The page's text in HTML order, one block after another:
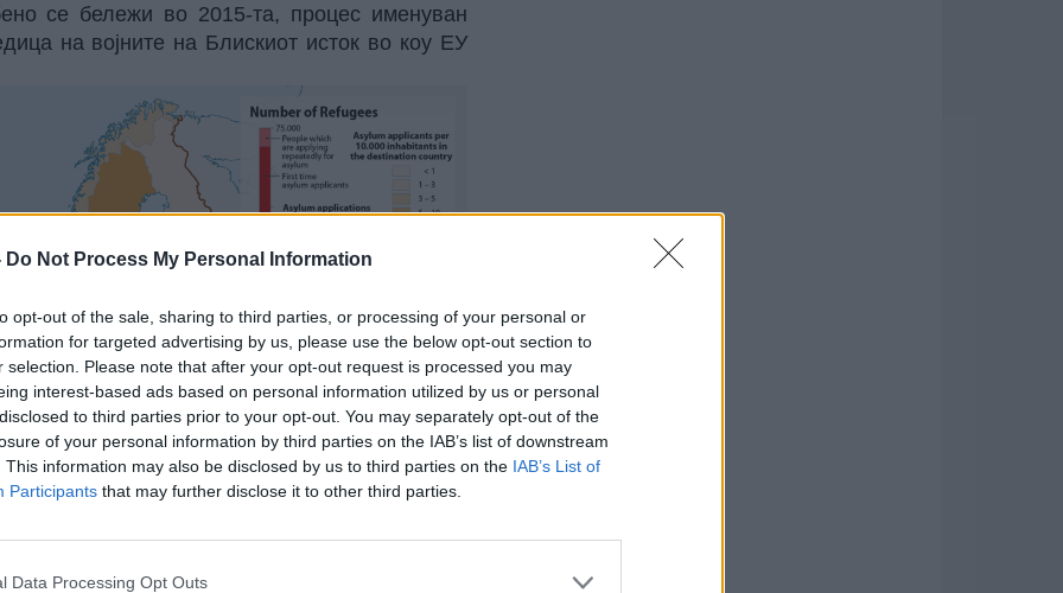
Do Not Process My Personal Information
opt-out of the sale, sharing to third parties, or processing of your personal or
for targeted advertising by us, please use the below opt-out section to
selection. Please note that after your opt-out request is processed you may
interest-based ads based on personal information utilized by us or personal
to third parties prior to your opt-out. You may separately opt-out of the
of your personal information by third parties on the IAB’s list of downstream
This information may also be disclosed by us to third parties on the IAB’s List of
Participants that may further disclose it to other third parties.
Data Processing Opt Outs
се бележи во 2015-та, процес именуван
на војните на Блискиот исток во коу ЕУ